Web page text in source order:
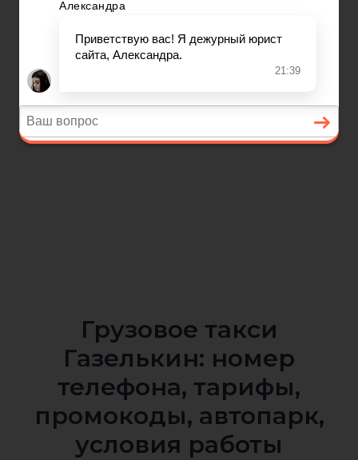
Грузовое такси
Газелькин: номер
телефона, тарифы,
промокоды, автопарк,
условия работы